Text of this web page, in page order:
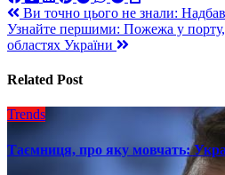
Навигация
по
Ви точно цього не знали:
Узнайте першими: Пожежа у порту,
областях України
Related Post
Trends
Таємниця, про яку мовчать: